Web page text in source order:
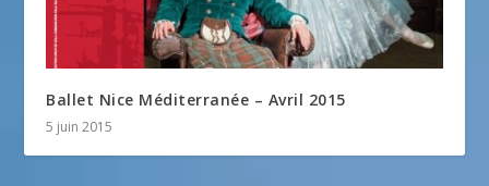
Ballet Nice Méditerranée – Avril 2015
5 juin 2015